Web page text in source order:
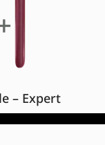
– Expert